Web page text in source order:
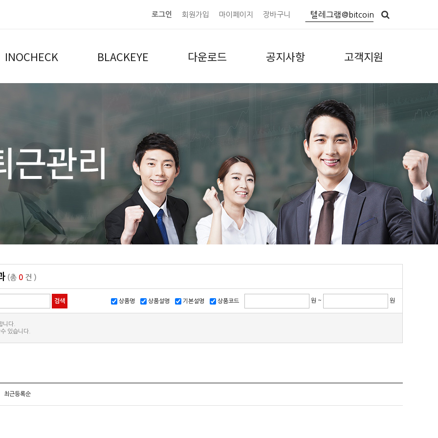
장바구니
마이페이지
회원가입
로그인
INOCHECK BLACKEYE 다운로드 공지사항 고객지원
(총 0 건 )
상품명 상품설명 기본설명 상품코드 원 ~ 원
니다.
있습니다.
최근등록순